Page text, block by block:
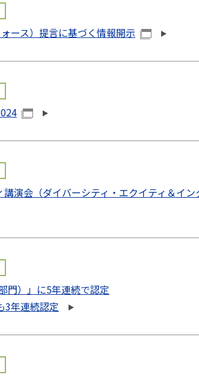
ース）提言に基づく情報開示
演会（ダイバーシティ・エクイティ＆イン
門）」に5年連続で認定
3年連続認定